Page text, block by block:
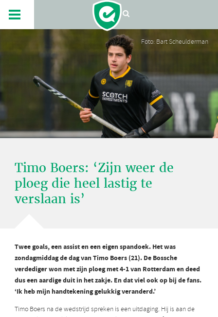
Foto: Bart Scheulderman
Timo Boers: ‘Zijn weer de
ploeg die heel lastig te
verslaan is’
Twee goals, een assist en een eigen spandoek. Het was
zondagmiddag de dag van Timo Boers (21). De Bossche
verdediger won met zijn ploeg met4-1 van Rotterdam en deed
dus een aardige duit in het zakje. En dat viel ook op bij de fans.
‘Ik heb mijn handtekening gelukkig veranderd.’
Timo Boers na de wedstrijd spreken is een uitdaging. Hij is aan de